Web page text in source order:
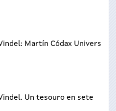
Martín Códax Universal
Un tesouro en sete